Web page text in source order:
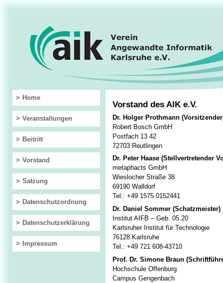
Home
Veranstaltungen
Beitritt
Vorstand
Satzung
Datenschutzordnung
Datenschutzerklärung
Impressum
Vorstand des AIK e.V.
Dr. Holger Prothmann
Robert Bosch GmbH
Postfach 13 42
72703 Reutlingen
Dr. Peter Haase (Stellvertretender
metaphacts GmbH
Wieslocher Straße 38
69190 Walldorf
Tel.: +49 1575 0152441
Dr. Daniel Sommer (Schatzmeister)
Institut AIFB – Geb. 05.20
Karlsruher Institut für Technologie
76128 Karlsruhe
Tel.: +49 721 608-43710
Prof. Dr. Simone Braun
Hochschule Offenburg
Campus Gengenbach